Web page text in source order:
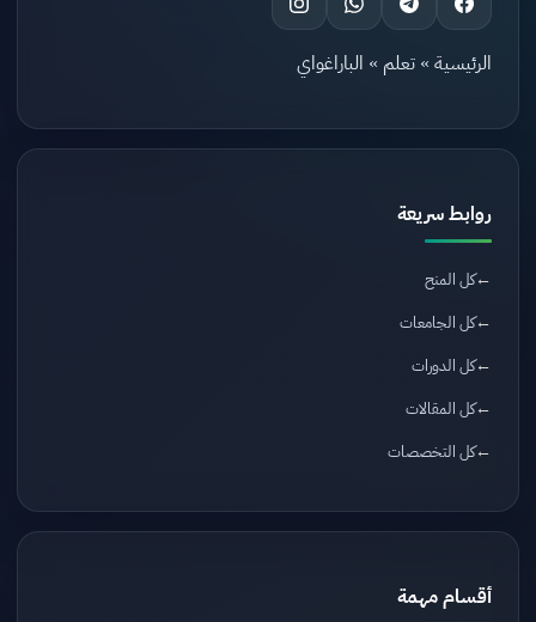
الرئيسية » تعلم » الباراغواي
روابط سريعة
كل المنح
كل الجامعات
كل الدورات
كل المقالات
كل التخصصات
أقسام مهمة